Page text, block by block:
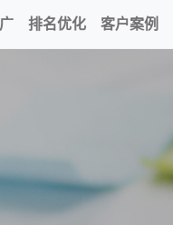
排名优化 客户案例